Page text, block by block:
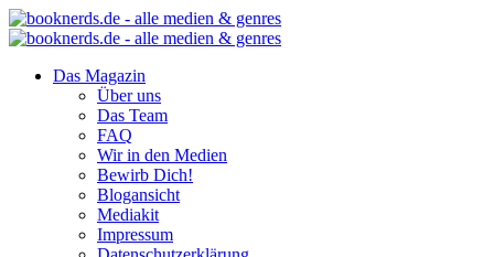
Das Magazin
Über uns
Das Team
FAQ
Wir in den Medien
Bewirb Dich!
Blogansicht
Mediakit
Impressum